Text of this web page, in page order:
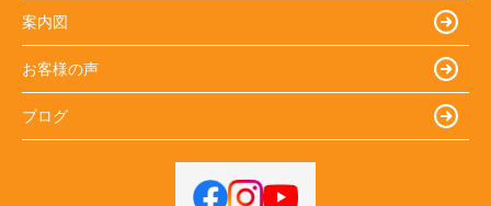
案内図
お客様の声
ブログ